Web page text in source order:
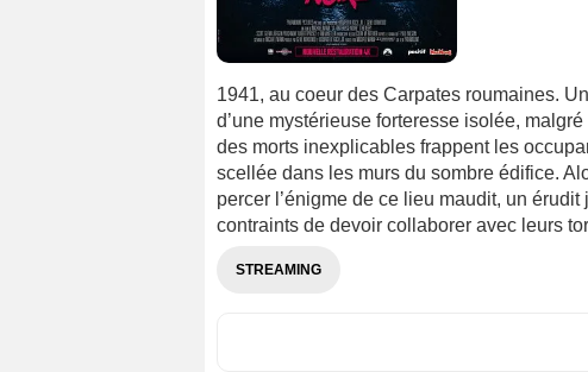
1941, au coeur des Carpates roumaines.
d’une mystérieuse forteresse isolée,
des morts inexplicables frappent les
scellée dans les murs du sombre édifice.
percer l’énigme de ce lieu maudit, un
contraints de devoir collaborer avec leurs
STREAMING